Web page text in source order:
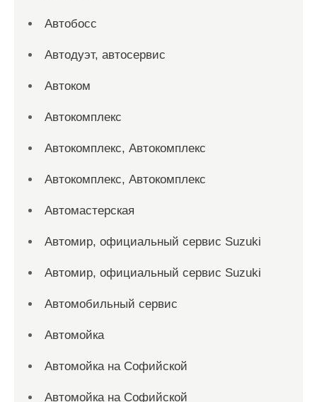
Автобосс
Автодуэт, автосервис
Автоком
Автокомплекс
Автокомплекс, Автокомплекс
Автокомплекс, Автокомплекс
Автомастерская
Автомир, официальный сервис Suzuki
Автомир, официальный сервис Suzuki
Автомобильный сервис
Автомойка
Автомойка на Софийской
Автомойка на Софийской